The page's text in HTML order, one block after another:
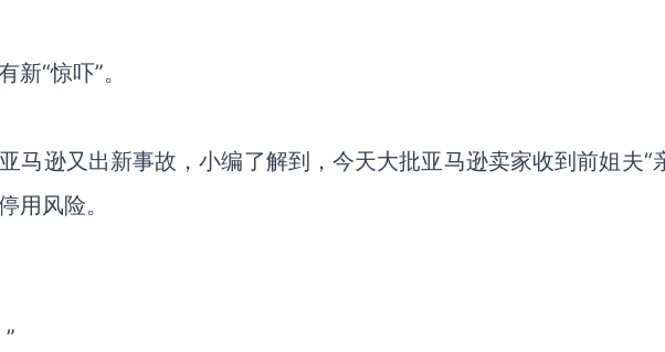
新“惊吓”。
马逊又出新事故，小编了解到，今天大批亚马逊卖家收到前姐夫“
用风险。
”